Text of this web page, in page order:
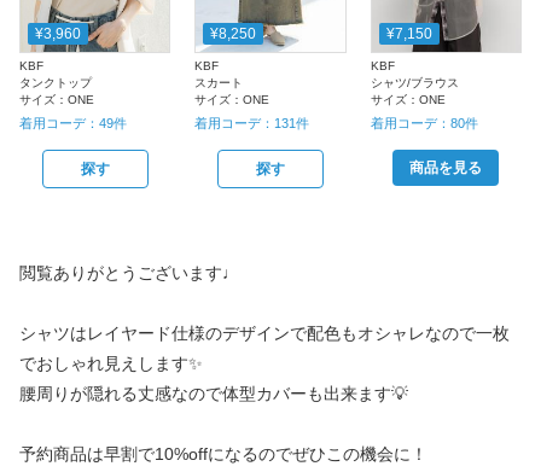
¥3,960
KBF
タンクトップ
サイズ： ONE
着用コーデ： 49件
探す
¥8,250
KBF
スカート
サイズ：ONE
着用コーデ： 131件
探す
¥7,150
KBF
シャツ/ブラウス
サイズ： ONE
着用コーデ： 80件
商品を見る
閲覧ありがとうございます♩
シャツはレイヤード仕様のデザインで配色もオシャレなので一枚
でおしゃれ見えします✨
腰周りが隠れる丈感なので体型カバーも出来ます💡
予約商品は早割で10%offになるのでぜひこの機会に！